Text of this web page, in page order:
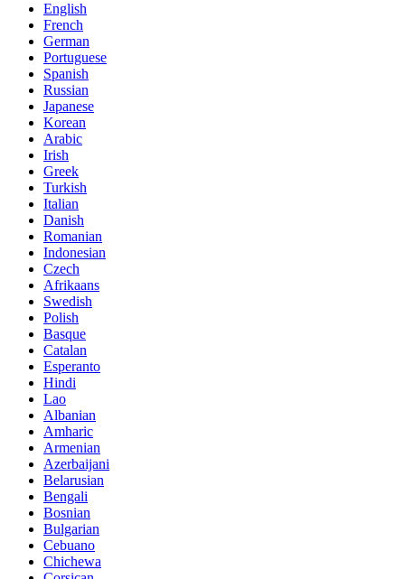
English
French
German
Portuguese
Spanish
Russian
Japanese
Korean
Arabic
Irish
Greek
Turkish
Italian
Danish
Romanian
Indonesian
Czech
Afrikaans
Swedish
Polish
Basque
Catalan
Esperanto
Hindi
Lao
Albanian
Amharic
Armenian
Azerbaijani
Belarusian
Bengali
Bosnian
Bulgarian
Cebuano
Chichewa